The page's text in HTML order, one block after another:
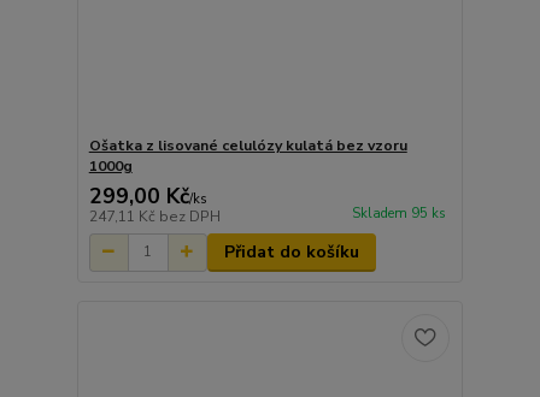
Ošatka z lisované celulózy kulatá bez vzoru
1000g
299,00 Kč/ks
247,11 Kč bez DPH Skladem 95 ks
Přidat do košíku